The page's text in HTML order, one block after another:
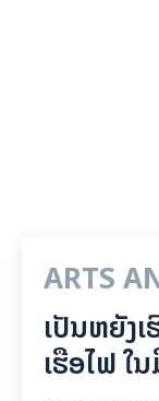
ARTS
ເປັນ​ຫຍັງ​
ເຮືອ​ໄຟ ໃ